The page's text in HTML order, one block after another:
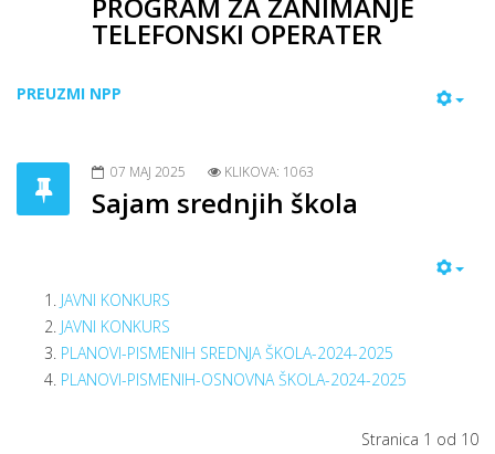
TELEFONSKI OPERATER
PREUZMI NPP
07 MAJ 2025 KLIKOVA: 1063
Sajam srednjih škola
JAVNI KONKURS
JAVNI KONKURS
PLANOVI-PISMENIH SREDNJA ŠKOLA-2024-2025
PLANOVI-PISMENIH-OSNOVNA ŠKOLA-2024-2025
Stranica 1 od 10